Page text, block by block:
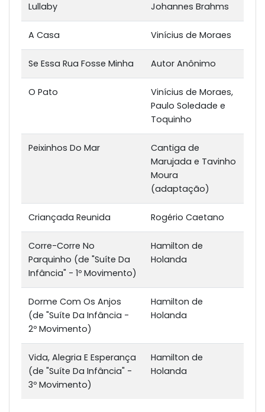
Lullaby Johannes Brahms
A Casa Vinícius de Moraes
Se Essa Rua Fosse Minha Autor Anônimo
O Pato
Vinícius de Moraes,
Paulo Soledade e
Toquinho
Peixinhos Do Mar
Cantiga de
Marujada e Tavinho
Moura
(adaptação)
Criançada Reunida Rogério Caetano
Corre-Corre No
Parquinho (de "Suíte Da
Infância" - 1º Movimento)
Hamilton de
Holanda
Dorme Com Os Anjos
(de "Suíte Da Infância -
2º Movimento)
Hamilton de
Holanda
Vida, Alegria E Esperança
(de "Suíte Da Infância" -
3º Movimento)
Hamilton de
Holanda